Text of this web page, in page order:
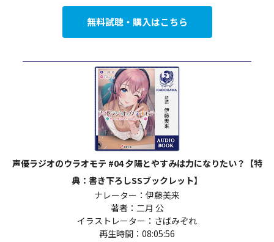
無料試聴・購入はこちら
声優ラジオのウラオモテ #04 夕陽とやすみは力になりたい？【特
典：書き下ろしSSブックレット】
ナレーター：伊藤美来
著者：二月 公
イラストレーター：さばみぞれ
再生時間：08:05:56